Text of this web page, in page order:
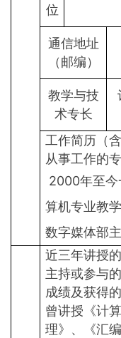
位
通信地址
（邮编）
教学与技
术专长
工作简历（
从事工作的
2000年至今
算机专业教
数字媒体部主
近三年讲授
主持或参与
成绩及获得
曾讲授《计
理》、《汇